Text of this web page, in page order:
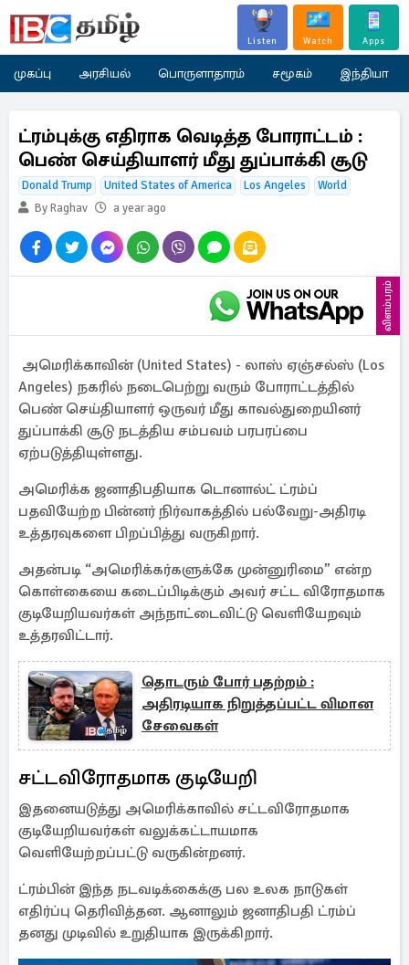
Listen Watch Apps
முகப்பு அரசியல் பொருளாதாரம் சமூகம் இந்தியா
ட்ரம்புக்கு எதிராக வெடித்த போராட்டம் :
பெண் செய்தியாளர் மீது துப்பாக்கி சூடு
Donald Trump United States of America Los Angeles
World
By Raghav
a year ago
விளம்பரம்
அமெரிக்காவின் (United States) - லாஸ் ஏஞ்சல்ஸ் (Los
Angeles) நகரில் நடைபெற்று வரும் போராட்டத்தில்
பெண் செய்தியாளர் ஒருவர் மீது காவல்துறையினர்
துப்பாக்கி சூடு நடத்திய சம்பவம் பரபரப்பை
ஏற்படுத்தியுள்ளது.
அமெரிக்க ஜனாதிபதியாக டொனால்ட் ட்ரம்ப்
பதவியேற்ற பின்னர் நிர்வாகத்தில் பல்வேறு-அதிரடி
உத்தரவுகளை பிறப்பித்து வருகிறார்.
அதன்படி “அமெரிக்கர்களுக்கே முன்னுரிமை” என்ற
கொள்கையை கடைப்பிடிக்கும் அவர் சட்ட விரோதமாக
குடியேறியவர்கள் அந்நாட்டைவிட்டு வெளியேறவும்
உத்தரவிட்டார்.
தொடரும் போர் பதற்றம் :
அதிரடியாக நிறுத்தப்பட்ட விமான
சேவைகள்
சட்டவிரோதமாக குடியேறி
இதனையடுத்து அமெரிக்காவில் சட்டவிரோதமாக
குடியேறியவர்கள் வலுக்கட்டாயமாக
வெளியேற்றப்பட்டு வருகின்றனர்.
ட்ரம்பின் இந்த நடவடிக்கைக்கு பல உலக நாடுகள்
எதிர்ப்பு தெரிவித்தன. ஆனாலும் ஜனாதிபதி ட்ரம்ப்
தனது முடிவில் உறுதியாக இருக்கிறார்.